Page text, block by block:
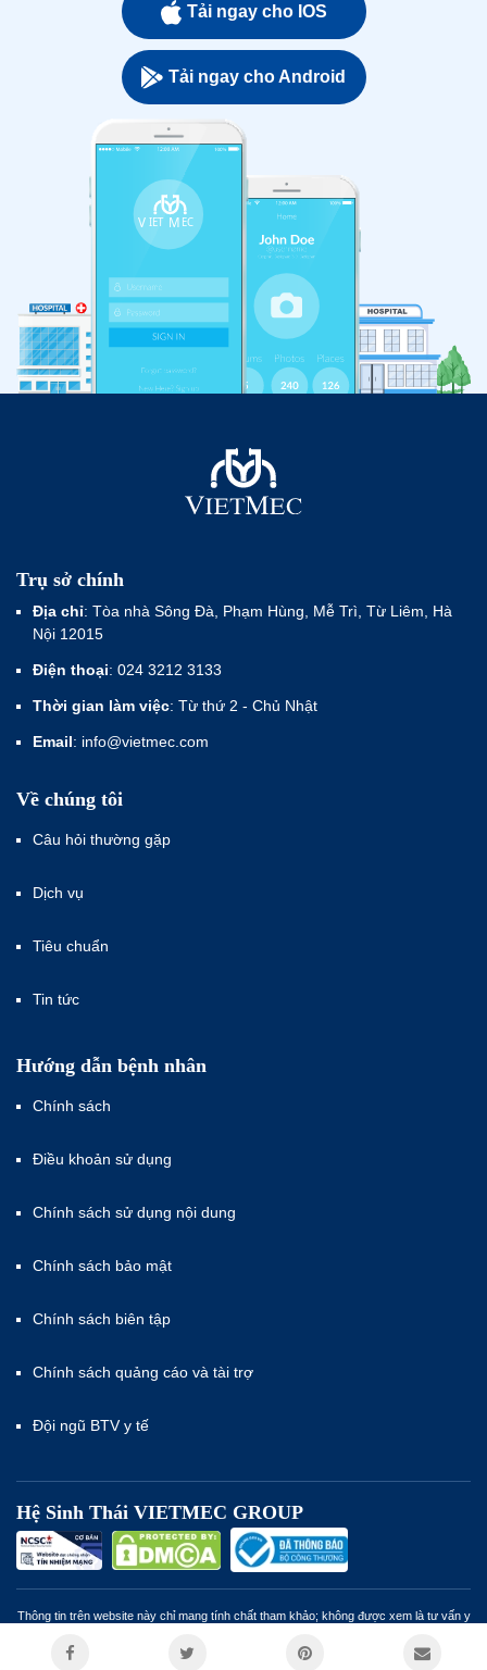
Tải ngay cho IOS
Tải ngay cho Android
Trụ sở chính
Địa chỉ: Tòa nhà Sông Đà, Phạm Hùng, Mễ Trì, Từ Liêm, Hà
Nội 12015
Điện thoại: 024 3212 3133
Thời gian làm việc: Từ thứ 2 - Chủ Nhật
Email: info@vietmec.com
Về chúng tôi
Câu hỏi thường gặp
Dịch vụ
Tiêu chuẩn
Tin tức
Hướng dẫn bệnh nhân
Chính sách
Điều khoản sử dụng
Chính sách sử dụng nội dung
Chính sách bảo mật
Chính sách biên tập
Chính sách quảng cáo và tài trợ
Đội ngũ BTV y tế
Hệ Sinh Thái VIETMEC GROUP
Thông tin trên website này chỉ mang tính chất tham khảo; không được xem là tư vấn y
viên y tế. Miễn trừ trách nhiệm